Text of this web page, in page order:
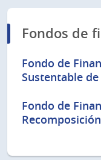
Fondos de
Fondo de
Sustentable
Fondo de